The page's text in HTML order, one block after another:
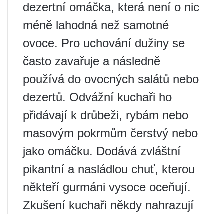
dezertní omáčka, která není o nic
méně lahodná než samotné
ovoce. Pro uchování dužiny se
často zavařuje a následně
používá do ovocných salátů nebo
dezertů. Odvážní kuchaři ho
přidávají k drůbeži, rybám nebo
masovým pokrmům čerstvý nebo
jako omáčku. Dodává zvláštní
pikantní a nasládlou chuť, kterou
někteří gurmáni vysoce oceňují.
Zkušení kuchaři někdy nahrazují